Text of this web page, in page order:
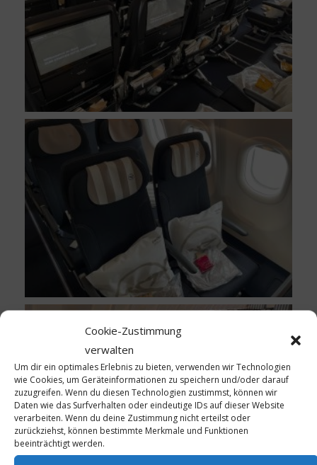
Cookie-Zustimmung
verwalten
Um dir ein optimales Erlebnis zu bieten, verwenden wir Technologien
wie Cookies, um Geräteinformationen zu speichern und/oder darauf
zuzugreifen. Wenn du diesen Technologien zustimmst, können wir
Daten wie das Surfverhalten oder eindeutige IDs auf dieser Website
verarbeiten. Wenn du deine Zustimmung nicht erteilst oder
zurückziehst, können bestimmte Merkmale und Funktionen
beeinträchtigt werden.